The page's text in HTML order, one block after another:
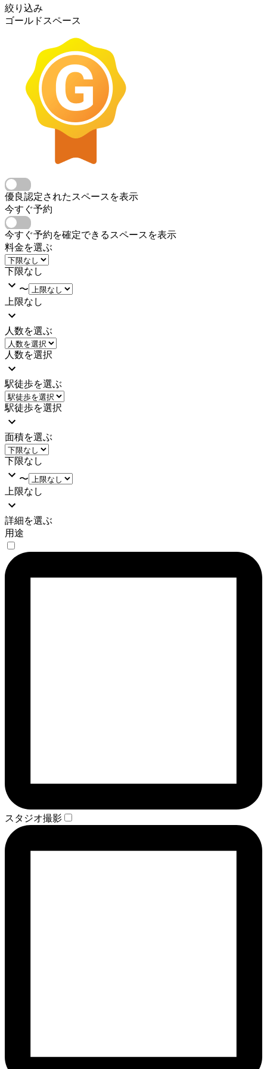
絞り込み
ゴールドスペース
優良認定されたスペースを表示
今すぐ予約
今すぐ予約を確定できるスペースを表示
料金を選ぶ
下限なし
〜
上限なし
人数を選ぶ
人数を選択
駅徒歩を選ぶ
駅徒歩を選択
面積を選ぶ
下限なし
〜
上限なし
詳細を選ぶ
用途
スタジオ撮影